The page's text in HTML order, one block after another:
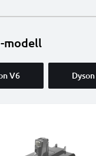
modell
V6